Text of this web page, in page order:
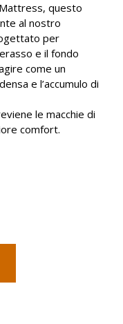
questo
al nostro
per
e il fondo
come un
e l’accumulo di
le macchie di
comfort.